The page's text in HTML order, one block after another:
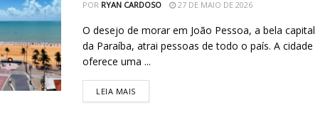
POR RYAN CARDOSO 27 DE MAIO DE 2026
O desejo de morar em João Pessoa, a bela capital
da Paraíba, atrai pessoas de todo o país. A cidade
oferece uma ...
LEIA MAIS